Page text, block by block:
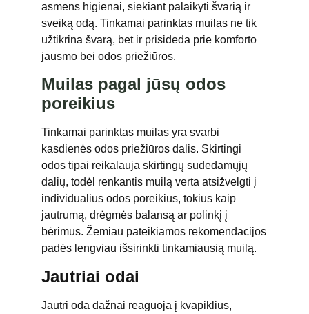
asmens higienai, siekiant palaikyti švarią ir
sveiką odą. Tinkamai parinktas muilas ne tik
užtikrina švarą, bet ir prisideda prie komforto
jausmo bei odos priežiūros.
Muilas pagal jūsų odos
poreikius
Tinkamai parinktas muilas yra svarbi
kasdienės odos priežiūros dalis. Skirtingi
odos tipai reikalauja skirtingų sudedamųjų
dalių, todėl renkantis muilą verta atsižvelgti į
individualius odos poreikius, tokius kaip
jautrumą, drėgmės balansą ar polinkį į
bėrimus. Žemiau pateikiamos rekomendacijos
padės lengviau išsirinkti tinkamiausią muilą.
Jautriai odai
Jautri oda dažnai reaguoja į kvapiklius,